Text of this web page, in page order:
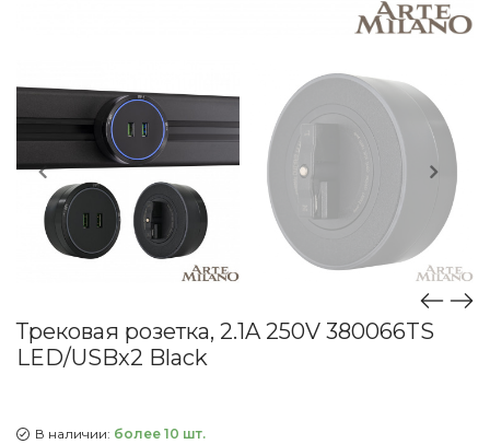
Трековая розетка, 2.1A 250V 380066TS
LED/USBx2 Black
В наличии: более 10 шт.